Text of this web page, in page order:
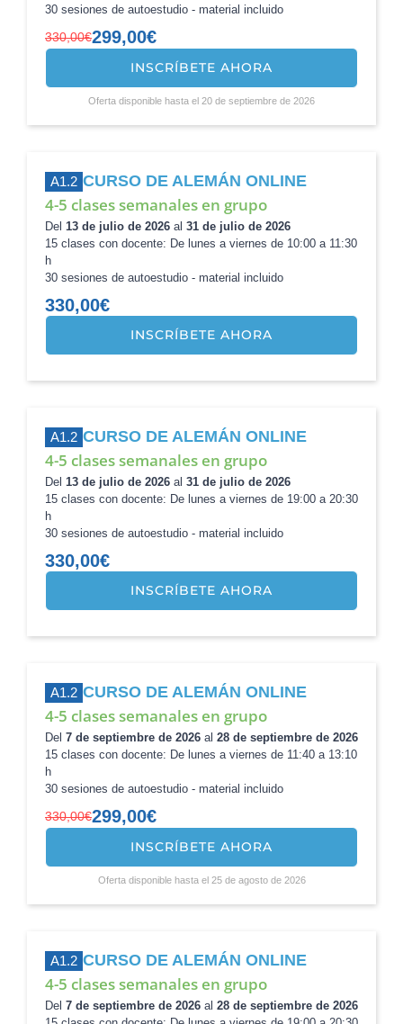
30 sesiones de autoestudio - material incluido
330,00€
precio
299,00€
precio
INSCRÍBETE AHORA
Oferta disponible hasta el 20 de septiembre de 2026
A1.2 CURSO DE ALEMÁN ONLINE
4-5 clases semanales en grupo
Del 13 de julio de 2026 al 31 de julio de 2026
15 clases con docente: De lunes a viernes de 10:00 a 11:30
h
30 sesiones de autoestudio - material incluido
330,00€
INSCRÍBETE AHORA
A1.2 CURSO DE ALEMÁN ONLINE
4-5 clases semanales en grupo
Del 13 de julio de 2026 al 31 de julio de 2026
15 clases con docente: De lunes a viernes de 19:00 a 20:30
h
30 sesiones de autoestudio - material incluido
330,00€
INSCRÍBETE AHORA
A1.2 CURSO DE ALEMÁN ONLINE
4-5 clases semanales en grupo
Del 7 de septiembre de 2026 al 28 de septiembre de 2026
15 clases con docente: De lunes a viernes de 11:40 a 13:10
h
30 sesiones de autoestudio - material incluido
330,00€
precio
299,00€
precio
INSCRÍBETE AHORA
Oferta disponible hasta el 25 de agosto de 2026
A1.2 CURSO DE ALEMÁN ONLINE
4-5 clases semanales en grupo
Del 7 de septiembre de 2026 al 28 de septiembre de 2026